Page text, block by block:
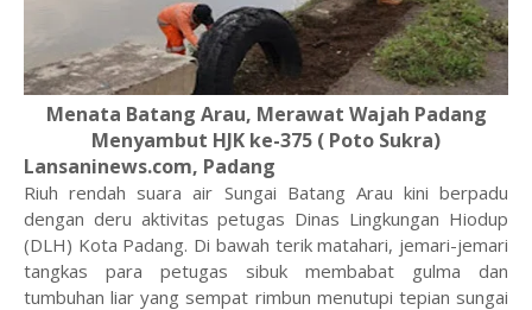
Menata Batang Arau, Merawat Wajah Padang
Menyambut HJK ke-375 ( Poto Sukra)
Lansaninews.com, Padang
Riuh rendah suara air Sungai Batang Arau kini berpadu
dengan deru aktivitas petugas Dinas Lingkungan Hiodup
(DLH) Kota Padang. Di bawah terik matahari, jemari-jemari
tangkas para petugas sibuk membabat gulma dan
tumbuhan liar yang sempat rimbun menutupi tepian sungai